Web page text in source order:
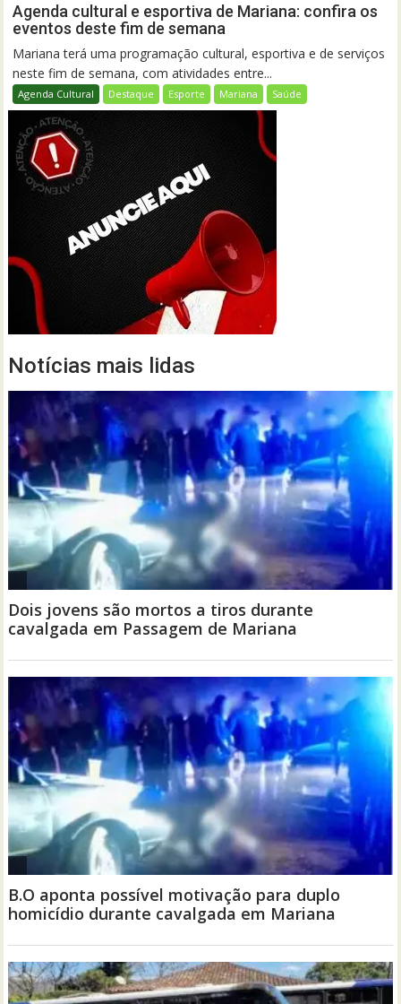
Agenda cultural e esportiva de Mariana: confira os
eventos deste fim de semana
Mariana terá uma programação cultural, esportiva e de serviços
neste fim de semana, com atividades entre...
Agenda Cultural Destaque Esporte Mariana Saúde
Notícias mais lidas